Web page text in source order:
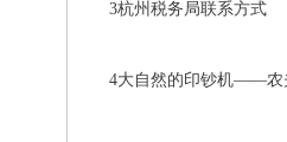
3杭州税务局联系方式
4大自然的印钞机——农夫